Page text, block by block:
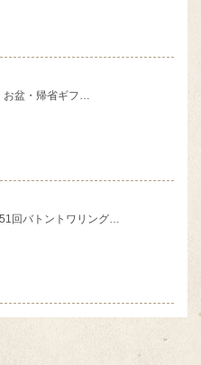
お盆・帰省ギフ…
回バトントワリング…